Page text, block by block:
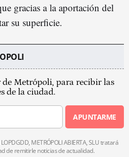
gracias a la aportación del
su superficie.
Metrópoli, para recibir las
de la ciudad.
APUNTARME
METRÓPOLI ABIERTA, SLU tratará
de remitirle noticias de actualidad.